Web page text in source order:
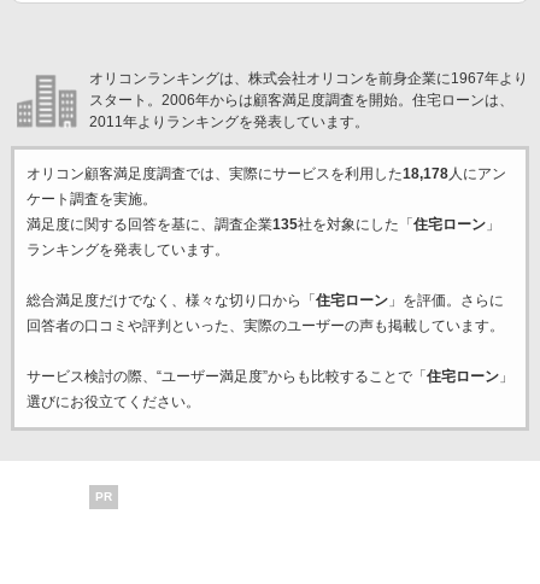
オリコンランキングは、株式会社オリコンを前身企業に1967年より
スタート。2006年からは顧客満足度調査を開始。住宅ローンは、
2011年よりランキングを発表しています。
オリコン顧客満足度調査では、実際にサービスを利用した18,178人にアン
ケート調査を実施。
満足度に関する回答を基に、調査企業135社を対象にした「 住宅ローン」
ランキングを発表しています。
総合満足度だけでなく、様々な切り口から「 住宅ローン」を評価。さらに
回答者の口コミや評判といった、実際のユーザーの声も掲載しています。
サービス検討の際、“ユーザー満足度”からも比較することで「 住宅ローン」
選びにお役立てください。
PR